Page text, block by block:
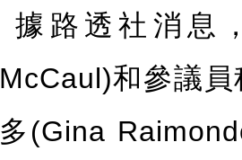
據路透社消息
McCaul)和參議
多 (Gina